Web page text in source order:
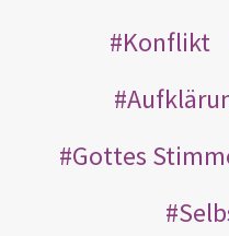
Konflikt
Gottes